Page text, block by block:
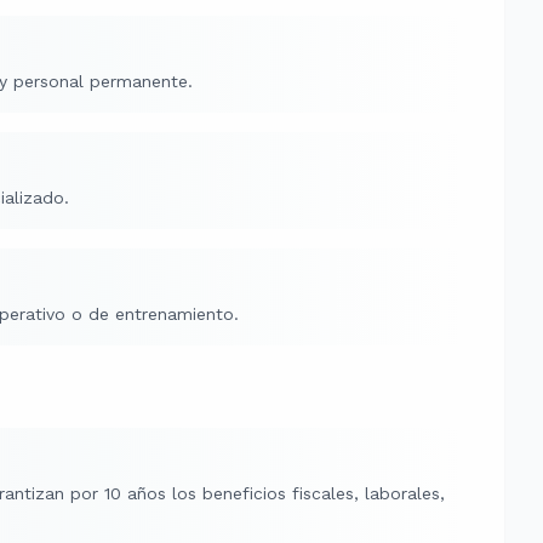
personal permanente.
o de entrenamiento.
por 10 años los beneficios fiscales, laborales,